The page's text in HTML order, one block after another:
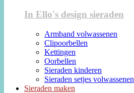
In Ello's design sieraden
Armband volwassenen
Clipoorbellen
Kettingen
Oorbellen
Sieraden kinderen
Sieraden setjes volwassenen
Sieraden maken